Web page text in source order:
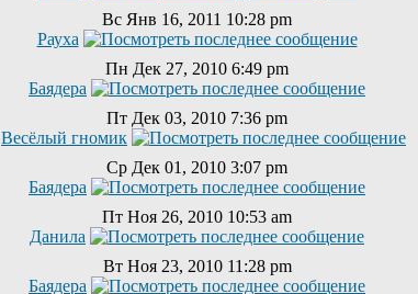
Вс Янв 16, 2011 10:28 pm
Рауха
Пн Дек 27, 2010 6:49 pm
Баядера
Пт Дек 03, 2010 7:36 pm
Весёлый гномик
Ср Дек 01, 2010 3:07 pm
Баядера
Пт Ноя 26, 2010 10:53 am
Данила
Вт Ноя 23, 2010 11:28 pm
Баядера